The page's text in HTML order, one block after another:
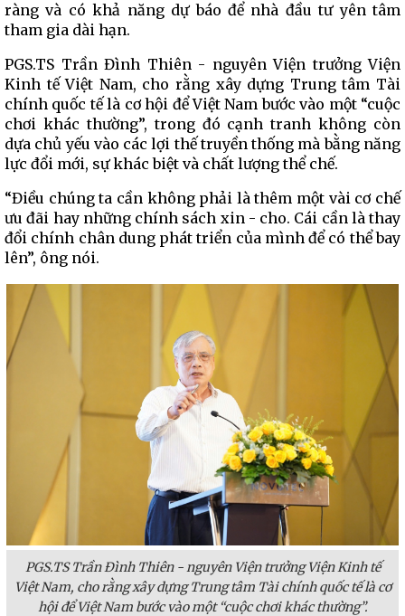
ràng và có khả năng dự báo để nhà đầu tư yên tâm
tham gia dài hạn.
PGS.TS Trần Đình Thiên - nguyên Viện trưởng Viện
Kinh tế Việt Nam, cho rằng xây dựng Trung tâm Tài
chính quốc tế là cơ hội để Việt Nam bước vào một “cuộc
chơi khác thường”, trong đó cạnh tranh không còn
dựa chủ yếu vào các lợi thế truyền thống mà bằng năng
lực đổi mới, sự khác biệt và chất lượng thể chế.
“Điều chúng ta cần không phải là thêm một vài cơ chế
ưu đãi hay những chính sách xin - cho. Cái cần là thay
đổi chính chân dung phát triển của mình để có thể bay
lên”, ông nói.
PGS.TS Trần Đình Thiên - nguyên Viện trưởng Viện Kinh tế
Việt Nam, cho rằng xây dựng Trung tâm Tài chính quốc tế là cơ
hội để Việt Nam bước vào một “cuộc chơi khác thường”.